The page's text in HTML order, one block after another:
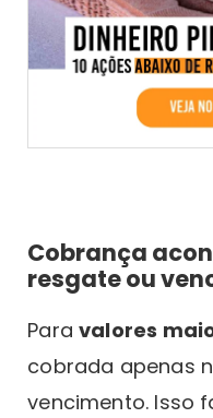
Cobrança
resgate ou
Paravalores
cobrada apenas
vencimento. Isso